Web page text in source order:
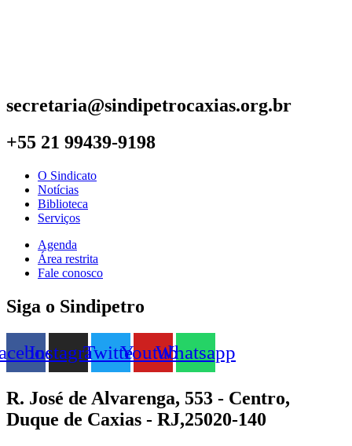
secretaria@sindipetrocaxias.org.br
+55 21 99439-9198
O Sindicato
Notícias
Biblioteca
Serviços
Agenda
Área restrita
Fale conosco
Siga o Sindipetro
InstagramTwitterYoutubeWhatsapp
R. José de Alvarenga, 553 - Centro,
Duque de Caxias - RJ,25020-140